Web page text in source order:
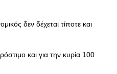
δεν δέχεται τίποτε και
και για την κυρία 100